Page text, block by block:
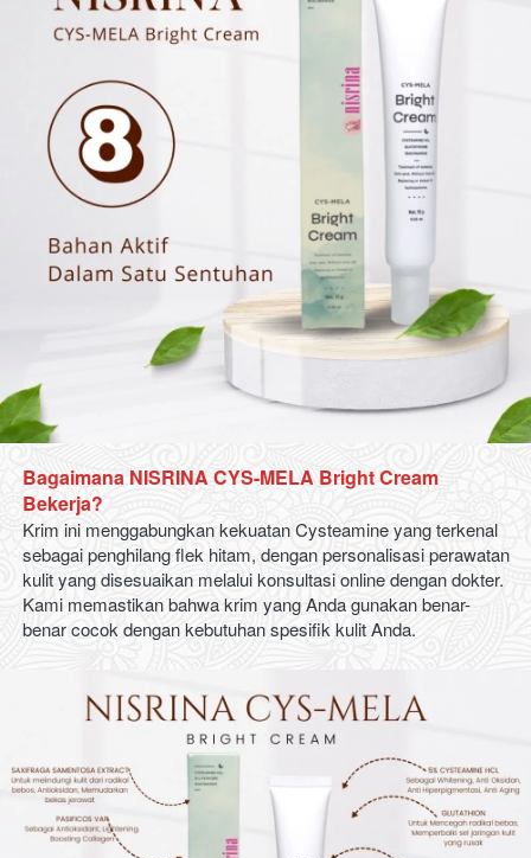
Bagaimana NISRINA CYS-MELA Bright Cream
Bekerja?
Krim ini menggabungkan kekuatan Cysteamine yang terkenal
sebagai penghilang flek hitam, dengan personalisasi perawatan
kulit yang disesuaikan melalui konsultasi online dengan dokter.
Kami memastikan bahwa krim yang Anda gunakan benar-
benar cocok dengan kebutuhan spesifik kulit Anda.